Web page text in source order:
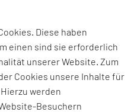
NEWS
Diese haben
einen sind sie erforderlich
unserer Website. Zum
Cookies unsere Inhalte für
werden
Besuchern